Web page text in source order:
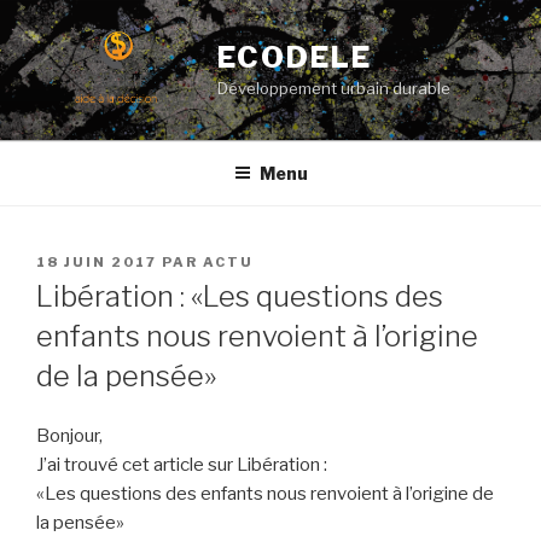
Aller
au
contenu
principal
ECODELE
Développement urbain durable
Menu
PUBLIÉ
LE
18 JUIN 2017 PAR ACTU
Libération : «Les questions des
enfants nous renvoient à l’origine
de la pensée»
Bonjour,
J’ai trouvé cet article sur Libération :
«Les questions des enfants nous renvoient à l’origine de
la pensée»